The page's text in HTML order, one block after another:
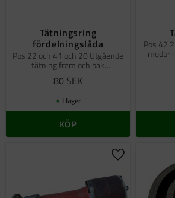
Tätningsring
fördelningslåda
Pos 22 och 41 och 20 Utgående
tätning fram och bak
fördelningslåda samt kraftuttag
6x6
80 SEK
I lager
KÖP
Pos 42
Lägg till i